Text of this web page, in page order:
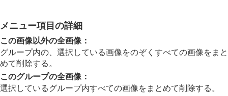
画像間をジャンプ移動する方法を設定する（
送り設定）
撮影した画像を保護する（プロテクト ）
画像に情報を追加する
トリミング
動画から静止画を切り出す
メモリーカード間で画像をコピーする（コピー）
メニュー項目の詳細
この画像以外の全画像 ：
グループ内の、選択している画像をのぞくすべての画像をまと
めて削除する。
このグループの全画像 ：
選択しているグループ内すべての画像をまとめて削除する。